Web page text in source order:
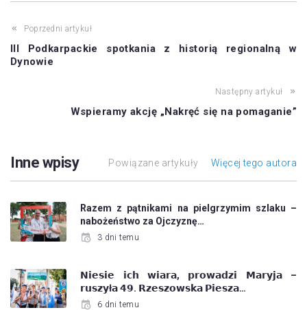
Poprzedni artykuł
III Podkarpackie spotkania z historią regionalną w
Dynowie
Następny artykuł
Wspieramy akcję „Nakręć się na pomaganie”
Inne wpisy Powiązane artykuły Więcej tego autora
Razem z pątnikami na pielgrzymim szlaku –
nabożeństwo za Ojczyznę…
3 dni temu
𝗡𝗶𝗲𝘀𝗶𝗲 𝗶𝗰𝗵 𝘄𝗶𝗮𝗿𝗮, 𝗽𝗿𝗼𝘄𝗮𝗱𝘇𝗶 𝗠𝗮𝗿𝘆𝗷𝗮 –
𝗿𝘂𝘀𝘇𝘆ł𝗮 𝟰𝟵. 𝗥𝘇𝗲𝘀𝘇𝗼𝘄𝘀𝗸𝗮 𝗣𝗶𝗲𝘀𝘇𝗮…
6 dni temu